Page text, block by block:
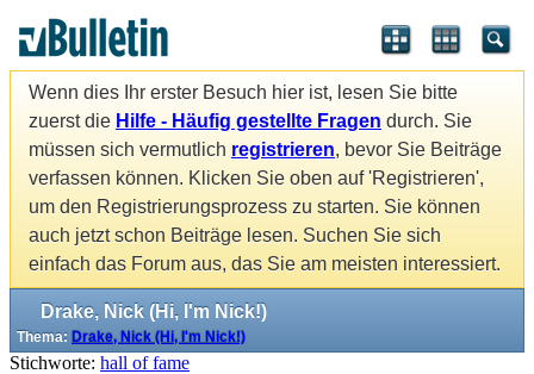
Wenn dies Ihr erster Besuch hier ist, lesen Sie bitte
zuerst die Hilfe - Häufig gestellte Fragen durch. Sie
müssen sich vermutlich registrieren, bevor Sie Beiträge
verfassen können. Klicken Sie oben auf 'Registrieren',
um den Registrierungsprozess zu starten. Sie können
auch jetzt schon Beiträge lesen. Suchen Sie sich
einfach das Forum aus, das Sie am meisten interessiert.
Drake, Nick (Hi, I'm Nick!)
Thema: Drake, Nick (Hi, I'm Nick!)
Stichworte: hall of fame